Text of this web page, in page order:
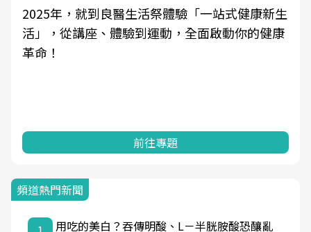
2025年，就到良醫生活祭體驗「一站式健康新生
活」，從講座、體驗到運動，全面啟動你的健康
革命！
前往專題
頻道熱門新聞
用吃的美白？吞傳明酸、L－半胱胺酸恐釀亂